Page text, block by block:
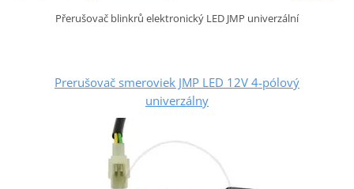
Přerušovač blinkrů elektronický LED JMP univerzální
Prerušovač smeroviek JMP LED 12V 4-pólový
univerzálny